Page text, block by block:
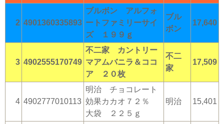
2 4901360335893
ブルボン アルフォ
ートファミリーサイ
ズ １９９ｇ
ブル
ボン
17,640
3 4902555170749
不二家 カントリー
マアムバニラ＆ココ
ア ２０枚
不二
家
17,509
4 4902777010113
明治 チョコレート
効果カカオ７２％
大袋 ２２５ｇ
明治 15,401